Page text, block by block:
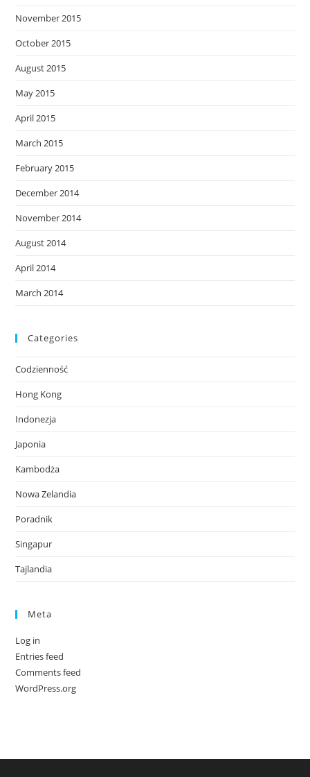
November 2015
October 2015
August 2015
May 2015
April 2015
March 2015
February 2015
December 2014
November 2014
August 2014
April 2014
March 2014
Categories
Codzienność
Hong Kong
Indonezja
Japonia
Kambodża
Nowa Zelandia
Poradnik
Singapur
Tajlandia
Meta
Log in
Entries feed
Comments feed
WordPress.org